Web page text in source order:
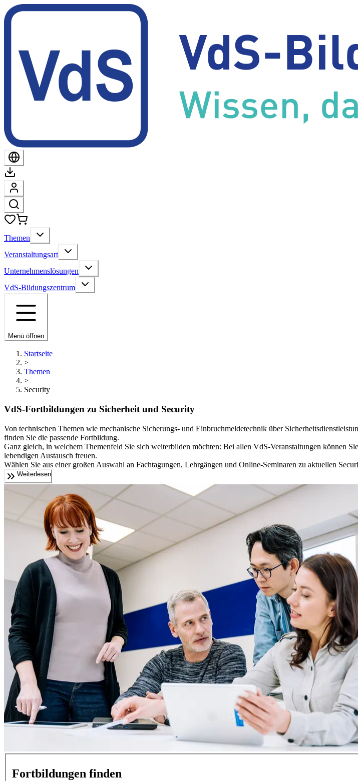
Themen
Veranstaltungsart
Unternehmenslösungen
VdS-Bildungszentrum
Menü öffnen
Startseite
>
Themen
>
Security
VdS-Fortbildungen zu Sicherheit und Security
Von technischen Themen wie mechanische Sicherungs- und Einbruchmeldetechnik über
finden Sie die passende Fortbildung.
Ganz gleich, in welchem Themenfeld Sie sich weiterbilden möchten: Bei allen VdS-Veranstaltungen können
lebendigen Austausch freuen.
Wählen Sie aus einer großen Auswahl an Fachtagungen, Lehrgängen und Online-Seminaren zu aktuellen
Weiterlesen
Fortbildungen finden